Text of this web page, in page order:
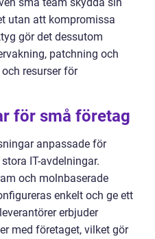
utan att kompromissa
gör det dessutom
patchning och
resurser för
för små företag
anpassade för
IT-avdelningar.
och molnbaserade
enkelt och ge ett
erbjuder
med företaget, vilket gör